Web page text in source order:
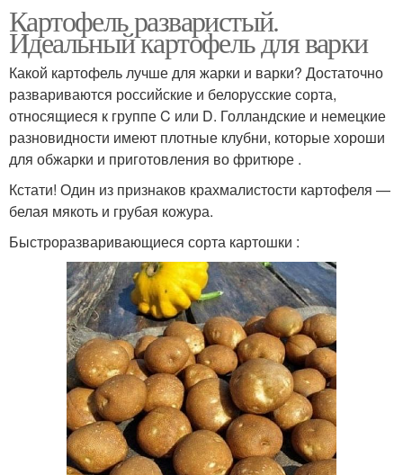
Картофель разваристый.
Идеальный картофель для варки
Какой картофель лучше для жарки и варки? Достаточно
развариваются российские и белорусские сорта,
относящиеся к группе C или D. Голландские и немецкие
разновидности имеют плотные клубни, которые хороши
для обжарки и приготовления во фритюре .
Кстати! Один из признаков крахмалистости картофеля —
белая мякоть и грубая кожура.
Быстроразваривающиеся сорта картошки :